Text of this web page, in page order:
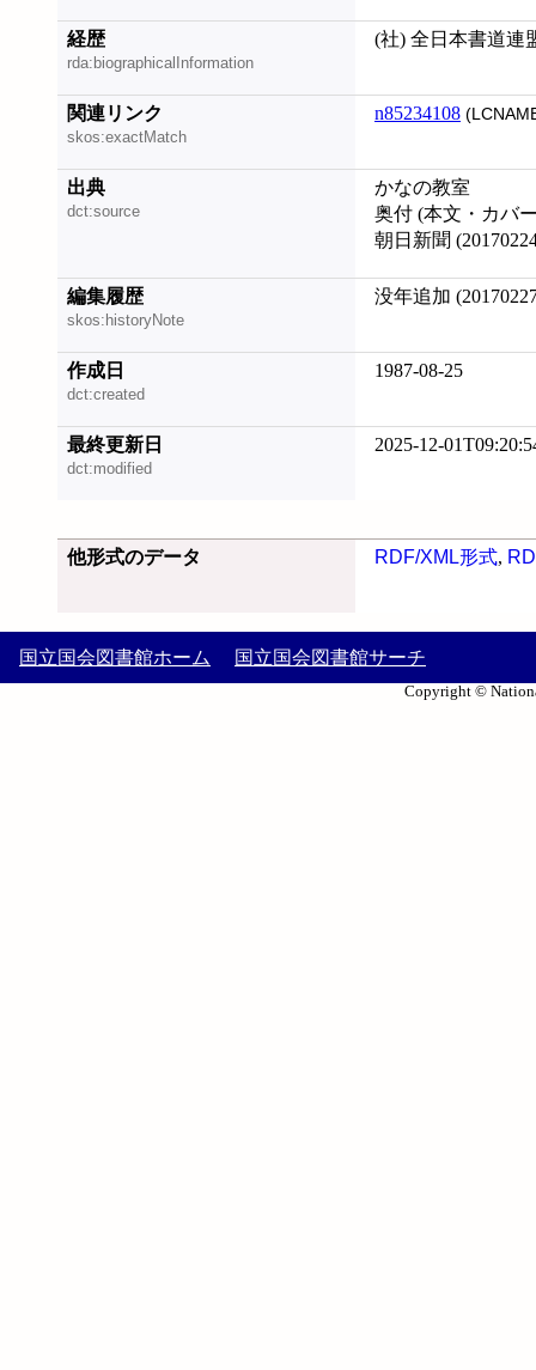
経歴
rda:biographicalInformation
(社) 全日本書道連
関連リンク
skos:exactMatch
n85234108
出典
dct:source
かなの教室
奥付 (本文・カバ
朝日新聞
編集履歴
skos:historyNote
没年追加
作成日
dct:created
1987-08-25
最終更新日
dct:modified
2025-12-
他形式のデータ RDF/XML形式,
国立国会図書館ホーム 国立国会図書館サーチ
Copyright ©